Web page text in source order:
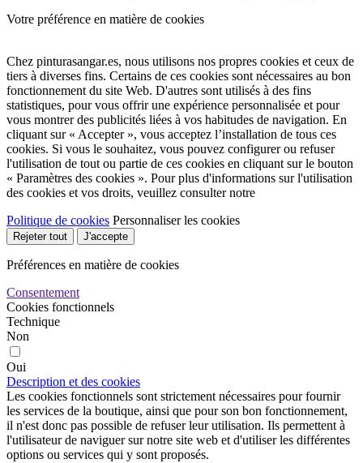
Votre préférence en matière de cookies
Chez pinturasangar.es, nous utilisons nos propres cookies et ceux de
tiers à diverses fins. Certains de ces cookies sont nécessaires au bon
fonctionnement du site Web. D'autres sont utilisés à des fins
statistiques, pour vous offrir une expérience personnalisée et pour
vous montrer des publicités liées à vos habitudes de navigation. En
cliquant sur « Accepter », vous acceptez l’installation de tous ces
cookies. Si vous le souhaitez, vous pouvez configurer ou refuser
l'utilisation de tout ou partie de ces cookies en cliquant sur le bouton
« Paramètres des cookies ». Pour plus d'informations sur l'utilisation
des cookies et vos droits, veuillez consulter notre
Politique de cookies Personnaliser les cookies
Rejeter tout J'accepte
Préférences en matière de cookies
Consentement
Cookies fonctionnels
Technique
Non
Oui
Description et des cookies
Les cookies fonctionnels sont strictement nécessaires pour fournir
les services de la boutique, ainsi que pour son bon fonctionnement,
il n'est donc pas possible de refuser leur utilisation. Ils permettent à
l'utilisateur de naviguer sur notre site web et d'utiliser les différentes
options ou services qui y sont proposés.